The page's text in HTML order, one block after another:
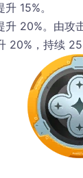
15%。
升 20%。由攻
20%，持续